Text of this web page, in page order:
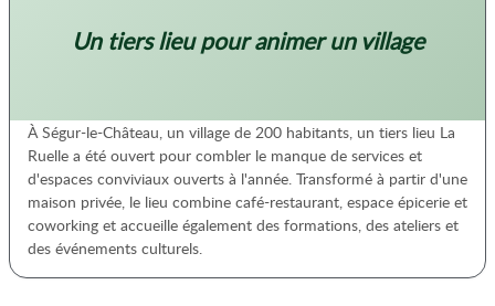
Un tiers lieu pour animer un village
À Ségur-le-Château, un village de 200 habitants, un tiers lieu La
Ruelle a été ouvert pour combler le manque de services et
d'espaces conviviaux ouverts à l'année. Transformé à partir d'une
maison privée, le lieu combine café-restaurant, espace épicerie et
coworking et accueille également des formations, des ateliers et
des événements culturels.